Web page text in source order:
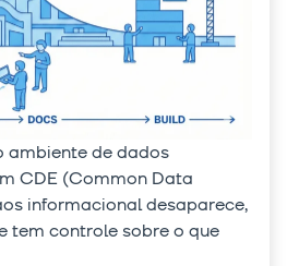
ambiente de dados
CDE (Common Data
informacional desaparece,
tem controle sobre o que